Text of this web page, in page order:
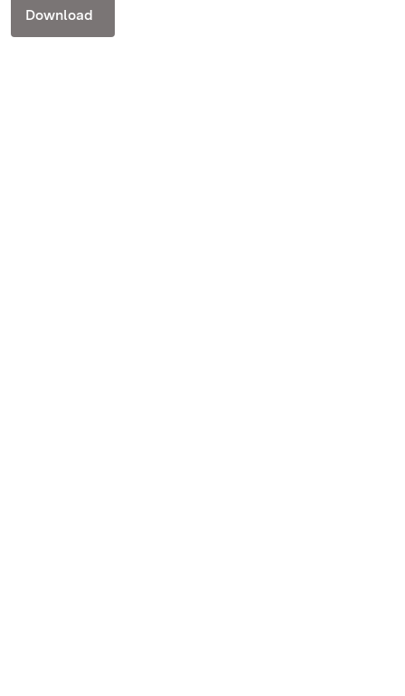
Download